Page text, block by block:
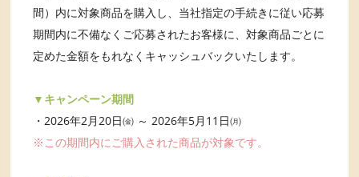
間）内に対象商品を購入し、当社指定の手続きに従い応募
期間内に不備なくご応募されたお客様に、対象商品ごとに
定めた金額をもれなくキャッシュバックいたします。
▼キャンペーン期間
・2026年2月20日㈮ ～ 2026年5月11日㈪
※この期間内にご購入された商品が対象です。